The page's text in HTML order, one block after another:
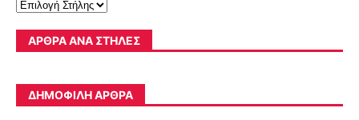
ΆΡΘΡΑ ΑΝΆ ΣΤΉΛΕΣ
ΔΗΜΟΦΙΛΉ ΆΡΘΡΑ